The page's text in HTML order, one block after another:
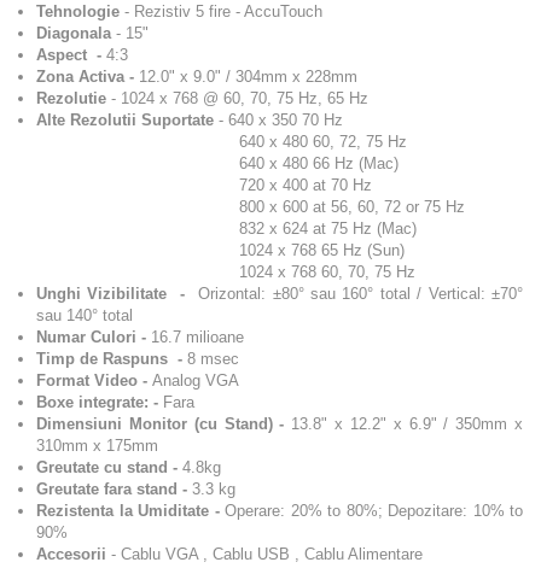
Tehnologie - Rezistiv 5 fire - AccuTouch
Diagonala- 15"
Aspect - 4:3
Zona Activa - 12.0" x 9.0" / 304mm x 228mm
Rezolutie - 1024 x 768 @ 60, 70, 75 Hz, 65 Hz
Alte Rezolutii Suportate - 640 x 350 70 Hz
640 x 480 60, 72, 75 Hz
640 x 480 66 Hz (Mac)
720 x 400 at 70 Hz
800 x 600 at 56, 60, 72 or 75 Hz
832 x 624 at 75 Hz (Mac)
1024 x 768 65 Hz (Sun)
1024 x 768 60, 70, 75 Hz
Unghi Vizibilitate -
Orizontal: ±80° sau 160° total / Vertical: ±70°
sau 140° total
Numar Culori - 16.7 milioane
Timp de Raspuns - 8 msec
Format Video - Analog VGA
Boxe integrate: - Fara
Dimensiuni Monitor (cu Stand) - 13.8" x 12.2" x 6.9" / 350mm x
310mm x 175mm
Greutate cu stand - 4.8kg
Greutate fara stand - 3.3 kg
Rezistenta la Umiditate - Operare: 20% to 80%; Depozitare: 10% to
90%
Accesorii - Cablu VGA , Cablu USB , Cablu Alimentare